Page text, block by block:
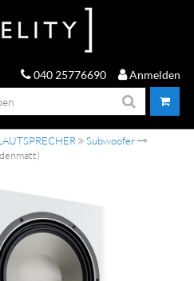
040 25776690 Anmelden
Subwoofer